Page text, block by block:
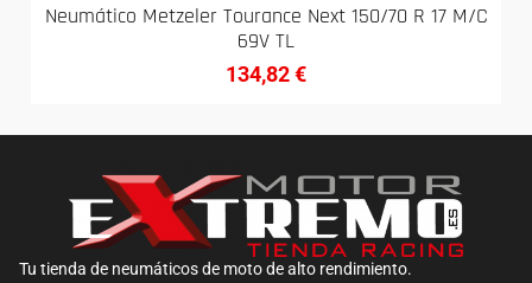
Neumático Metzeler Tourance Next 150/70 R 17 M/C
69V TL
134,82€
Tu tienda de neumáticos de moto de alto rendimiento.